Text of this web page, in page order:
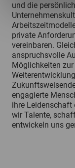
und die
private
vereinbaren.
anspruchsvolle
Möglichkeiten
engagierte
ihre Leidenschaft
wir Talente,
entwickeln uns